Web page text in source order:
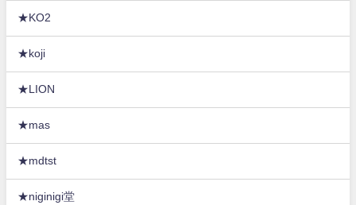
★KO2
★koji
★LION
★mas
★mdtst
★niginigi堂